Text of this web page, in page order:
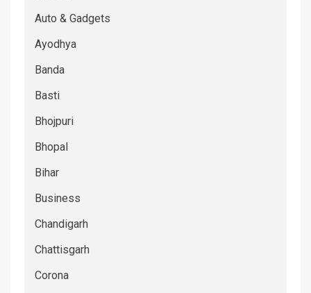
Auto & Gadgets
Ayodhya
Banda
Basti
Bhojpuri
Bhopal
Bihar
Business
Chandigarh
Chattisgarh
Corona